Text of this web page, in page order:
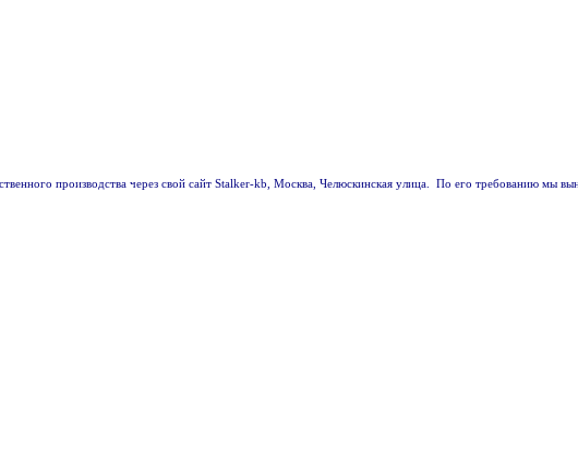
производства через свой сайт Stalker-kb, Москва, Челюскинская улица. По его требованию мы